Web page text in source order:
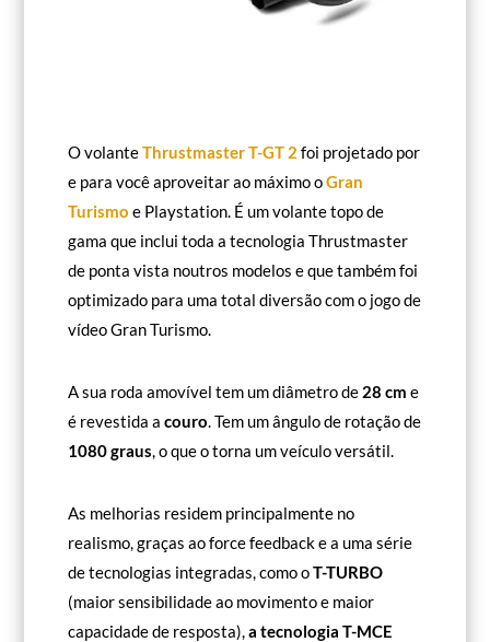
O volanteThrustmaster T-GT 2 foi projetado por
e para você aproveitar ao máximo oGran
Turismoe Playstation. É um volante topo de
gama que inclui toda a tecnologia Thrustmaster
de ponta vista noutros modelos e que também foi
optimizado para uma total diversão com o jogo de
vídeo Gran Turismo.
A sua roda amovível tem um diâmetro de 28 cm e
é revestida acouro. Tem um ângulo de rotação de
1080 graus, o que o torna um veículo versátil.
As melhorias residem principalmente no
realismo, graças ao force feedback e a uma série
de tecnologias integradas, como oT-TURBO
(maior sensibilidade ao movimento e maior
capacidade de resposta),a tecnologia T-MCE